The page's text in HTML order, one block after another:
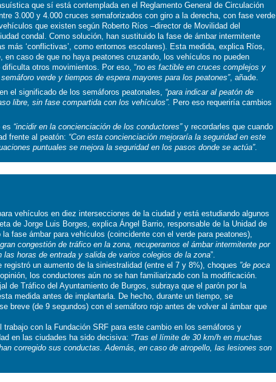
que sí está contemplada en el Reglamento General de Circulación
3.000 y 4.000 cruces semaforizados con giro a la derecha, con fase verde
que existen según Roberto Ríos –director de Movilidad del
condal. Como solución, han sustituido la fase de ámbar intermitente
más ‘conflictivas’, como entornos escolares). Esta medida, explica Ríos,
caso de que no haya peatones cruzando, los vehículos no pueden
otros movimientos. Por eso, “no es factible en cruces complejos y
verde y tiempos de espera mayores para los peatones”, añade.
el significado de los semáforos peatonales, “para indicar al peatón de
libre, sin fase compartida con los vehículos”. Pero eso requeriría cambios
es “incidir en la concienciación de los conductores”y recordarles que cuando
frente al peatón: “Con esta concienciación mejoraría la seguridad en este
puntuales se mejora la seguridad en los pasos donde se actúa”.
vehículos en diez intersecciones de la ciudad y está estudiando algunos
de Jorge Luis Borges, explica Ángel Barrio, responsable de la Unidad de
fase ámbar para vehículos (coincidente con el verde para peatones),
gran congestión de tráfico en la zona, recuperamos el ámbar intermitente por
las horas de entrada y salida de varios colegios de la zona”.
un aumento de la siniestralidad (entre el 7 y 8%), choques ”de poca
los conductores aún no se han familiarizado con la modificación.
de Tráfico del Ayuntamiento de Burgos, subraya que el parón por la
medida antes de implantarla. De hecho, durante un tiempo, se
breve (de 9 segundos) con el semáforo rojo antes de volver al ámbar que
con la Fundación SRF para este cambio en los semáforos y
en las ciudades ha sido decisiva: “Tras el límite de 30 km/h en muchas
corregido sus conductas. Además, en caso de atropello, las lesiones son